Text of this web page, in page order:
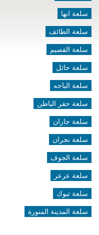
سلعة ابها
سلعة الطائف
سلعة القصيم
سلعة حائل
سلعة الباحه
سلعة حفر الباطن
سلعة جازان
سلعة نجران
سلعة الجوف
سلعة عرعر
سلعة تبوك
سلعة المدينة المنورة